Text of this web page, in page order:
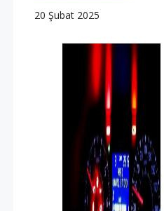
20 Şubat 2025